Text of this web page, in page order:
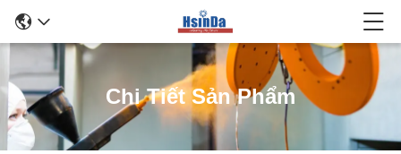
Chi Tiết Sản Phẩm